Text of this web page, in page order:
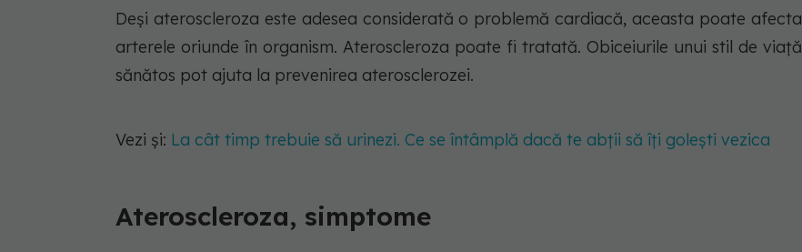
Deși ateroscleroza este adesea considerată o problemă cardiacă, aceasta poate afecta
arterele oriunde în organism. Ateroscleroza poate fi tratată. Obiceiurile unui stil de viață
sănătos pot ajuta la prevenirea aterosclerozei.
Vezi și: La cât timp trebuie să urinezi. Ce se întâmplă dacă te abții să îți golești vezica
Ateroscleroza, simptome